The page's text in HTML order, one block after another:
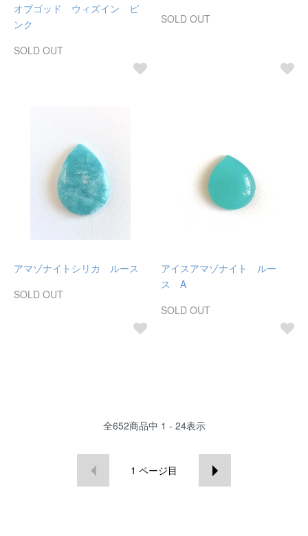
オブゴッド ウィズイン ピ
ンク
SOLD OUT
SOLD OUT
アマゾナイトシリカ ルース
SOLD OUT
アイスアマゾナイト ルー
ス A
SOLD OUT
全652商品中 1 - 24表示
1 ページ目